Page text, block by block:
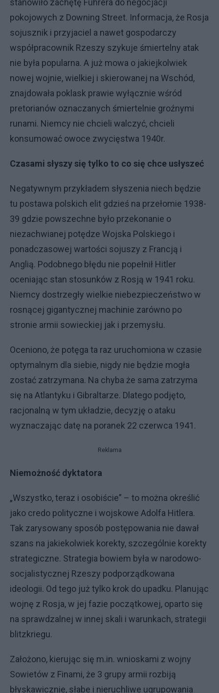
stanowiło zachętę Fuhrera do negocjacji
pokojowych z Downing Street. Informacja, że Rosja
sojusznik i przyjaciel a nawet gospodarczy
współpracownik Rzeszy szykuje śmiertelny atak
nie była popularna. A już mowa o jakiejkolwiek
nowej wojnie, wielkiej i skierowanej na Wschód,
znajdowała poklask prawie wyłącznie wśród
pretorianów oznaczanych śmiertelnie groźnymi
runami. Niemcy nie chcieli walczyć, chcieli
konsumować owoce zwycięstwa 1940r.
Czasami słyszy się tylko to co się chce usłyszeć
Negatywnym przykładem słyszenia niech będzie
tu postawa polskich elit gdzieś na przełomie 1938-
39 gdzie powszechne było przekonanie o
niezachwianej potędze Wojska Polskiego i
ponadczasowej wartości sojuszy z Francją i
Anglią. Podobnego błędu nie popełnił Hitler
oceniając stan stosunków z Rosją w 1941 roku.
Niemcy dostrzegły wielkie niebezpieczeństwo w
rosnącej gigantycznej machinie zarówno po
stronie armii sowieckiej jak i przemysłu.
Oceniono, że potęga ta raz uruchomiona w czasie
optymalnym dla siebie, nigdy nie będzie mogła
zostać zatrzymana. Na chyba że sama zatrzyma
się na Atlantyku i Gibraltarze. Dlatego podjęto,
racjonalną w tym układzie, decyzję o ataku
wyznaczając datę na poranek 22 czerwca 1941.
Reklama
Niemożność dyktatora
„Wszystko, teraz i osobiście” – to można określić
jako credo polityczne i wojskowe Adolfa Hitlera.
Tak zarysowany sposób postępowania nie dawał
szans na jakiekolwiek korekty, szczególnie korekty
strategiczne. Strategia bowiem była w narodowo-
socjalistycznej Rzeszy podporządkowana
ideologii. Od tego już tylko krok do upadku. Planując
wojnę z Rosja, w jej fazie początkowej, oparto się
na sprawdzalnej w innej skali i warunkach, strategii
blitzkriegu.
Założono, kierując się m.in. wnioskami z wojny
Sowietów z Finami, że 3 grupy armii rozbiją
błyskawicznie, słabe i nieruchliwe ugrupowania